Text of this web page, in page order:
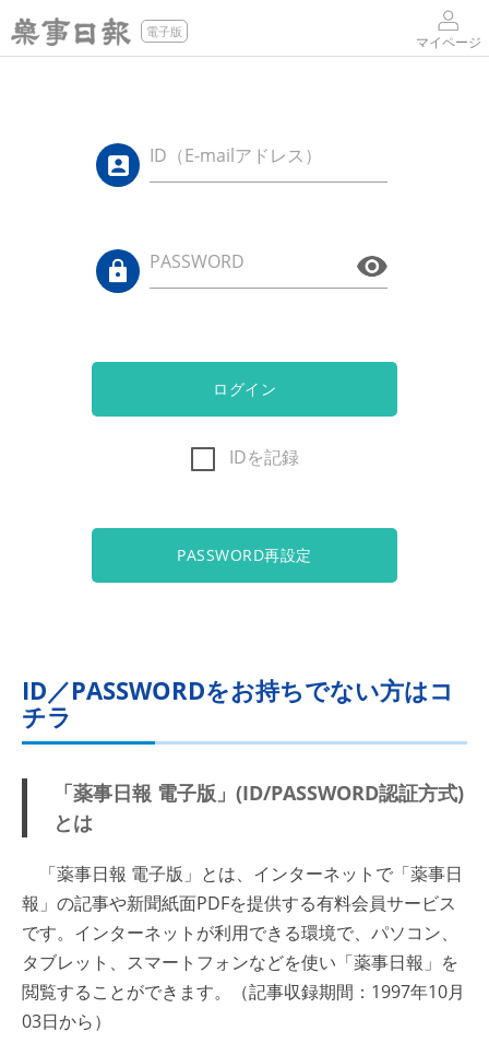
電子版
マイページ
ID（E-mailアドレス）
PASSWORD
ログイン
IDを記録
PASSWORD再設定
ID／PASSWORDをお持ちでない方はコ
チラ
「薬事日報 電子版」(ID/PASSWORD認証方式)
とは
「薬事日報 電子版」とは、インターネットで「薬事日
報」の記事や新聞紙面PDFを提供する有料会員サービス
です。インターネットが利用できる環境で、パソコン、
タブレット、スマートフォンなどを使い「薬事日報」を
閲覧することができます。（記事収録期間：1997年10月
03日から）